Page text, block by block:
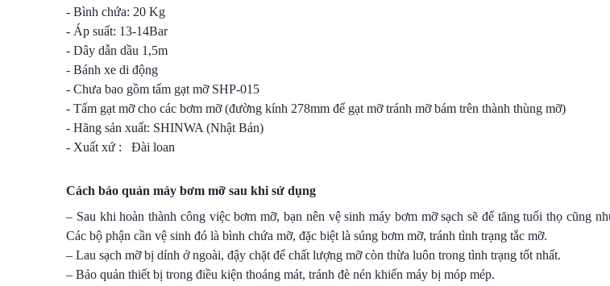
- Bình chứa: 20 Kg
- Áp suất: 13-14Bar
- Dây dẫn dầu 1,5m
- Bánh xe di động
- Chưa bao gồm tấm gạt mỡ SHP-015
- Tấm gạt mỡ cho các bơm mỡ (đường kính 278mm để gạt mỡ tránh mỡ bám trên thành thùng mỡ)
- Hãng sản xuất: SHINWA (Nhật Bản)
- Xuất xứ : Đài loan
Cách bảo quản máy bơm mỡ sau khi sử dụng
– Sau khi hoàn thành công việc bơm mỡ, bạn nên vệ sinh máy bơm mỡ sạch sẽ để tăng tuổi thọ cũng
Các bộ phận cần vệ sinh đó là bình chứa mỡ, đặc biệt là súng bơm mỡ, tránh tình trạng tắc mỡ.
– Lau sạch mỡ bị dính ở ngoài, đậy chặt để chất lượng mỡ còn thừa luôn trong tình trạng tốt nhất.
– Bảo quản thiết bị trong điều kiện thoáng mát, tránh đè nén khiến máy bị móp mép.